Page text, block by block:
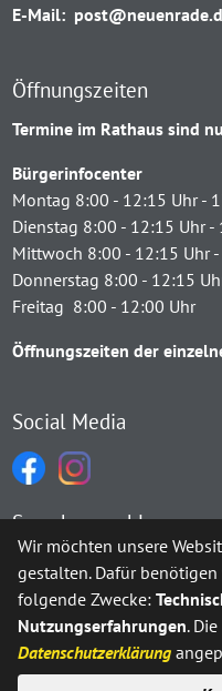
E-Mail:
Öffnungszeiten
Termine im Rathaus sind
Bürgerinfocenter
Montag 8:00 - 12:15 Uhr -
Dienstag 8:00 - 12:15 Uhr
Mittwoch 8:00 - 12:15 Uhr
Donnerstag 8:00 - 12:15
Freitag 8:00 - 12:00 Uhr
Öffnungszeiten der
Social Media
Sprachauswahl
Möchten Sie vonGoogle
Wir möchten unsere
gestalten. Dafür
folgende Zwecke:
Nutzungserfahrungen.
Datenschutzerklärung